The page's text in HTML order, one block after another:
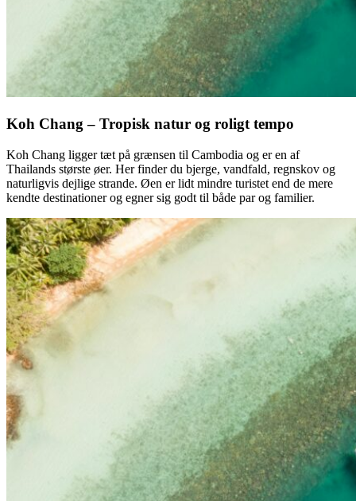
Koh Chang – Tropisk natur og roligt tempo
Koh Chang ligger tæt på grænsen til Cambodia og er en af
Thailands største øer. Her finder du bjerge, vandfald, regnskov og
naturligvis dejlige strande. Øen er lidt mindre turistet end de mere
kendte destinationer og egner sig godt til både par og familier.